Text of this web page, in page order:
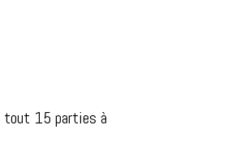
tout 15 parties à